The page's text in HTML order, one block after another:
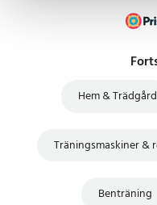
Hem & Trädgård
Träningsmaskiner &
Benträning